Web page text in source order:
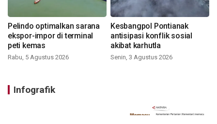
Pelindo optimalkan sarana
ekspor-impor di terminal
peti kemas
Rabu, 5 Agustus 2026
Kesbangpol Pontianak
antisipasi konflik sosial
akibat karhutla
Senin, 3 Agustus 2026
Infografik